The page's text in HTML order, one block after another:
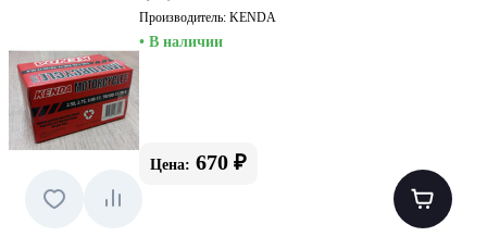
Производитель: KENDA
• В наличии
Цена: 670 ₽